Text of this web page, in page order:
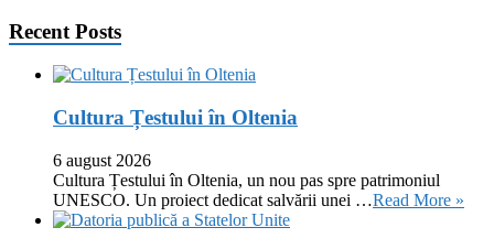
Recent Posts
Cultura Țestului în Oltenia
6 august 2026
Cultura Țestului în Oltenia, un nou pas spre patrimoniul
UNESCO. Un proiect dedicat salvării unei …Read More »